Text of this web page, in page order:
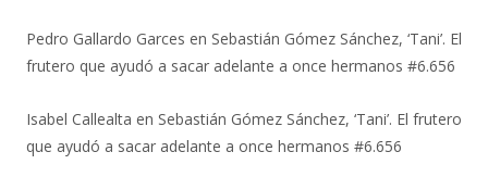
Pedro Gallardo Garces en Sebastián Gómez Sánchez, ‘Tani’. El
frutero que ayudó a sacar adelante a once hermanos #6.656
Isabel Callealta en Sebastián Gómez Sánchez, ‘Tani’. El frutero
que ayudó a sacar adelante a once hermanos #6.656